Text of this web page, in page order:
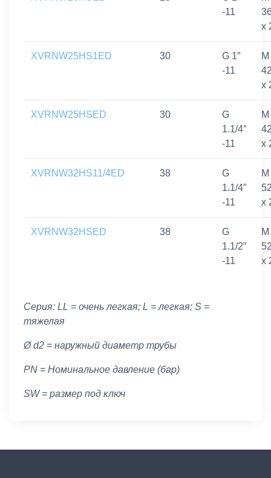
-11
x
XVRNW25HS1ED 30
G 1″
-11
M
x
XVRNW25HSED 30
G
1.1/4″
-11
M
x
XVRNW32HS11/4ED 38
G
1.1/4″
-11
M
x
XVRNW32HSED 38
G
1.1/2″
-11
M
x
Серия: LL = очень легкая; L = легкая; S =
тяжелая
Ø d2 = наружный диаметр трубы
PN = Номинальное давление (бар)
SW = размер под ключ